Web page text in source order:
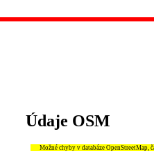
Údaje OSM
Možné chyby v databáze OpenStreetMap,